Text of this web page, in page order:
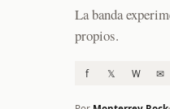
La banda
propios.
f 𝕏 W ✉